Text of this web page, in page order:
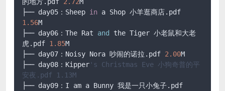
├── day05：Sheep in
1.56M
├── day06：The Rat and
the Tiger 小老鼠和大老
虎.pdf 1.85M
├── day07：Noisy Nora 吵闹的诺拉.pdf 2.00M
├── day08：Kipper 's Christmas Eve 小狗奇普的平
安夜.pdf 1.13M